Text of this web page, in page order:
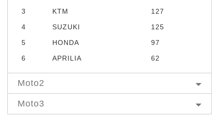
3
KTM
127
4
SUZUKI
125
5
HONDA
97
6
APRILIA 62
Moto2
Moto3